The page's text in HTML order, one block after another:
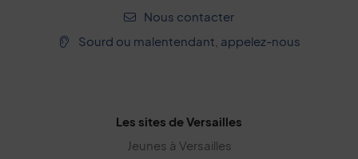
Nous contacter
Sourd ou malentendant, appelez-nous
Les sites de Versailles
Jeunes à Versailles